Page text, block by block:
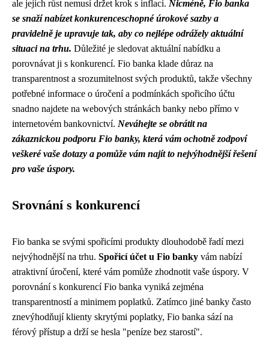
ale jejich růst nemusí držet krok s inflací. Nicméně, Fio banka
se snaží nabízet konkurenceschopné úrokové sazby a
pravidelně je upravuje tak, aby co nejlépe odrážely aktuální
situaci na trhu. Důležité je sledovat aktuální nabídku a
porovnávat ji s konkurencí. Fio banka klade důraz na
transparentnost a srozumitelnost svých produktů, takže všechny
potřebné informace o úročení a podmínkách spořicího účtu
snadno najdete na webových stránkách banky nebo přímo v
internetovém bankovnictví. Neváhejte se obrátit na
zákaznickou podporu Fio banky, která vám ochotně zodpoví
veškeré vaše dotazy a pomůže vám najít to nejvýhodnější řešení
pro vaše úspory.
Srovnání s konkurencí
Fio banka se svými spořicími produkty dlouhodobě řadí mezi
nejvýhodnější na trhu. Spořicí účet u Fio banky vám nabízí
atraktivní úročení, které vám pomůže zhodnotit vaše úspory. V
porovnání s konkurencí Fio banka vyniká zejména
transparentností a minimem poplatků. Zatímco jiné banky často
znevýhodňují klienty skrytými poplatky, Fio banka sází na
férový přístup a drží se hesla "peníze bez starostí".